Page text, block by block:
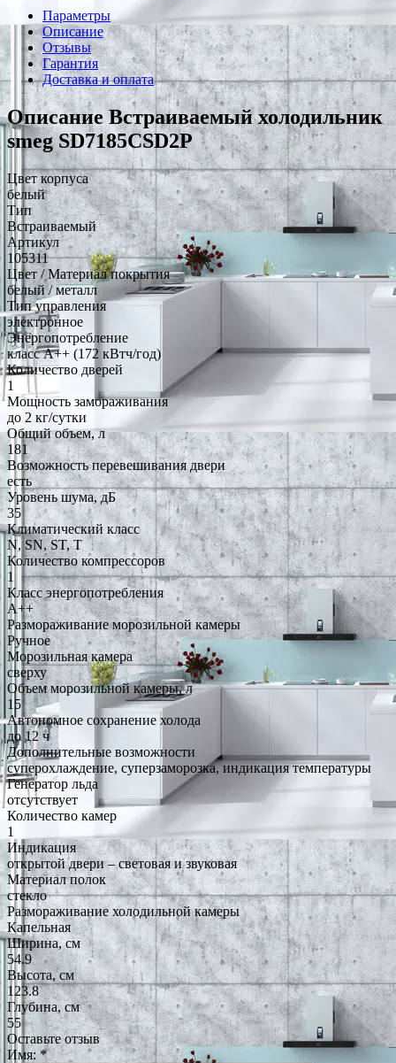
Параметры
Описание
Отзывы
Гарантия
Доставка и оплата
Описание Встраиваемый холодильник
smeg SD7185CSD2P
Цвет корпуса
белый
Тип
Встраиваемый
Артикул
105311
Цвет / Материал покрытия
белый / металл
Тип управления
электронное
Энергопотребление
класс A++ (172 кВтч/год)
Количество дверей
1
Мощность замораживания
до 2 кг/cутки
Общий объем, л
181
Возможность перевешивания двери
есть
Уровень шума, дБ
35
Климатический класс
N, SN, ST, T
Количество компрессоров
1
Класс энергопотребления
A++
Размораживание морозильной камеры
Ручное
Морозильная камера
сверху
Объем морозильной камеры, л
15
Автономное сохранение холода
до 12 ч
Дополнительные возможности
суперохлаждение, суперзаморозка, индикация температуры
Генератор льда
отсутствует
Количество камер
1
Индикация
открытой двери – световая и звуковая
Материал полок
стекло
Размораживание холодильной камеры
Капельная
Ширина, см
54.9
Высота, см
123.8
Глубина, см
55
Оставьте отзыв
Имя: *